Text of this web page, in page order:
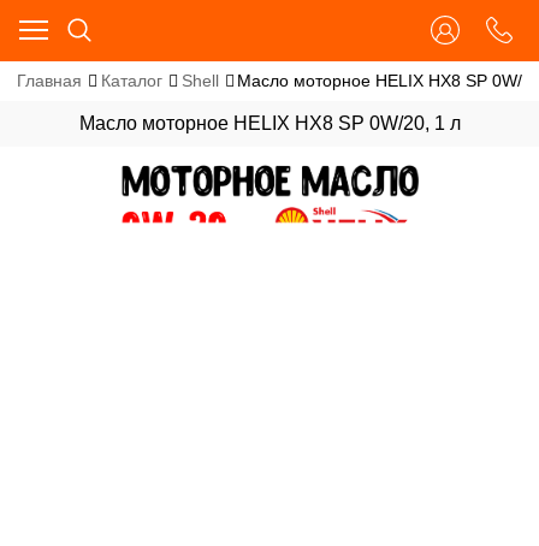
Главная Каталог Shell Масло моторное HELIX HX8 SP 0W/
Масло моторное HELIX HX8 SP 0W/20, 1 л